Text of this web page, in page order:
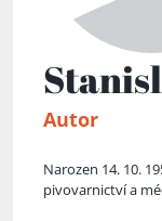
Autor
Narozen 14. 10.
pivovarnictví a